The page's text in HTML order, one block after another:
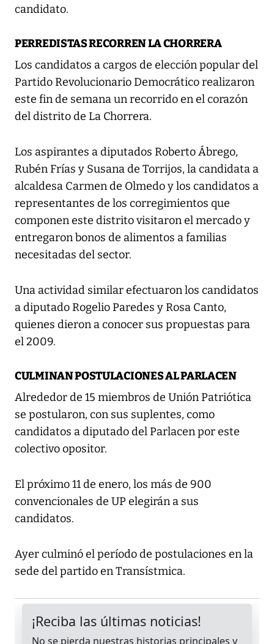
candidato.
PERREDISTAS RECORREN LA CHORRERA
Los candidatos a cargos de elección popular del
Partido Revolucionario Democrático realizaron
este fin de semana un recorrido en el corazón
del distrito de La Chorrera.
Los aspirantes a diputados Roberto Ábrego,
Rubén Frías y Susana de Torrijos, la candidata a
alcaldesa Carmen de Olmedo y los candidatos a
representantes de los corregimientos que
componen este distrito visitaron el mercado y
entregaron bonos de alimentos a familias
necesitadas del sector.
Una actividad similar efectuaron los candidatos
a diputado Rogelio Paredes y Rosa Canto,
quienes dieron a conocer sus propuestas para
el 2009.
CULMINAN POSTULACIONES AL PARLACEN
Alrededor de 15 miembros de Unión Patriótica
se postularon, con sus suplentes, como
candidatos a diputado del Parlacen por este
colectivo opositor.
El próximo 11 de enero, los más de 900
convencionales de UP elegirán a sus
candidatos.
Ayer culminó el período de postulaciones en la
sede del partido en Transístmica.